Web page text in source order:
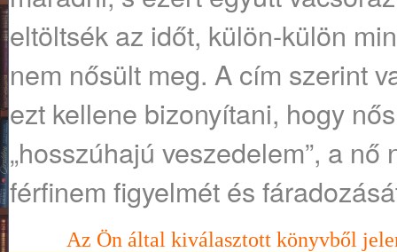
eltöltsék az időt, külön-külön
nem nősült meg. A cím szerint
ezt kellene bizonyítani, hogy
„hosszúhajú veszedelem”, a
férfinem figyelmét és
Az Ön által kiválasztott könyvből